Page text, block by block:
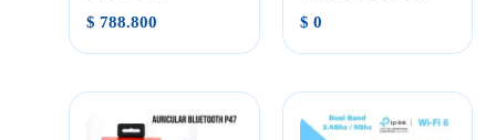
$ 788.800 $ 0